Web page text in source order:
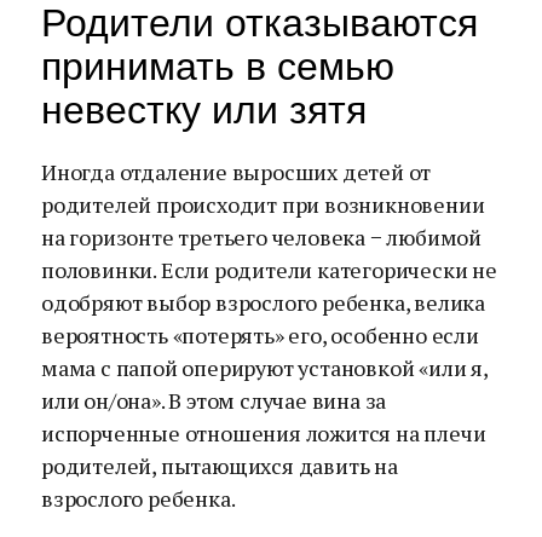
Родители отказываются
принимать в семью
невестку или зятя
Иногда отдаление выросших детей от
родителей происходит при возникновении
на горизонте третьего человека − любимой
половинки. Если родители категорически не
одобряют выбор взрослого ребенка, велика
вероятность «потерять» его, особенно если
мама с папой оперируют установкой «или я,
или он/она». В этом случае вина за
испорченные отношения ложится на плечи
родителей, пытающихся давить на
взрослого ребенка.